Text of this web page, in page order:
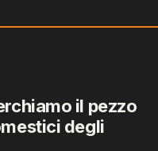
il pezzo
degli